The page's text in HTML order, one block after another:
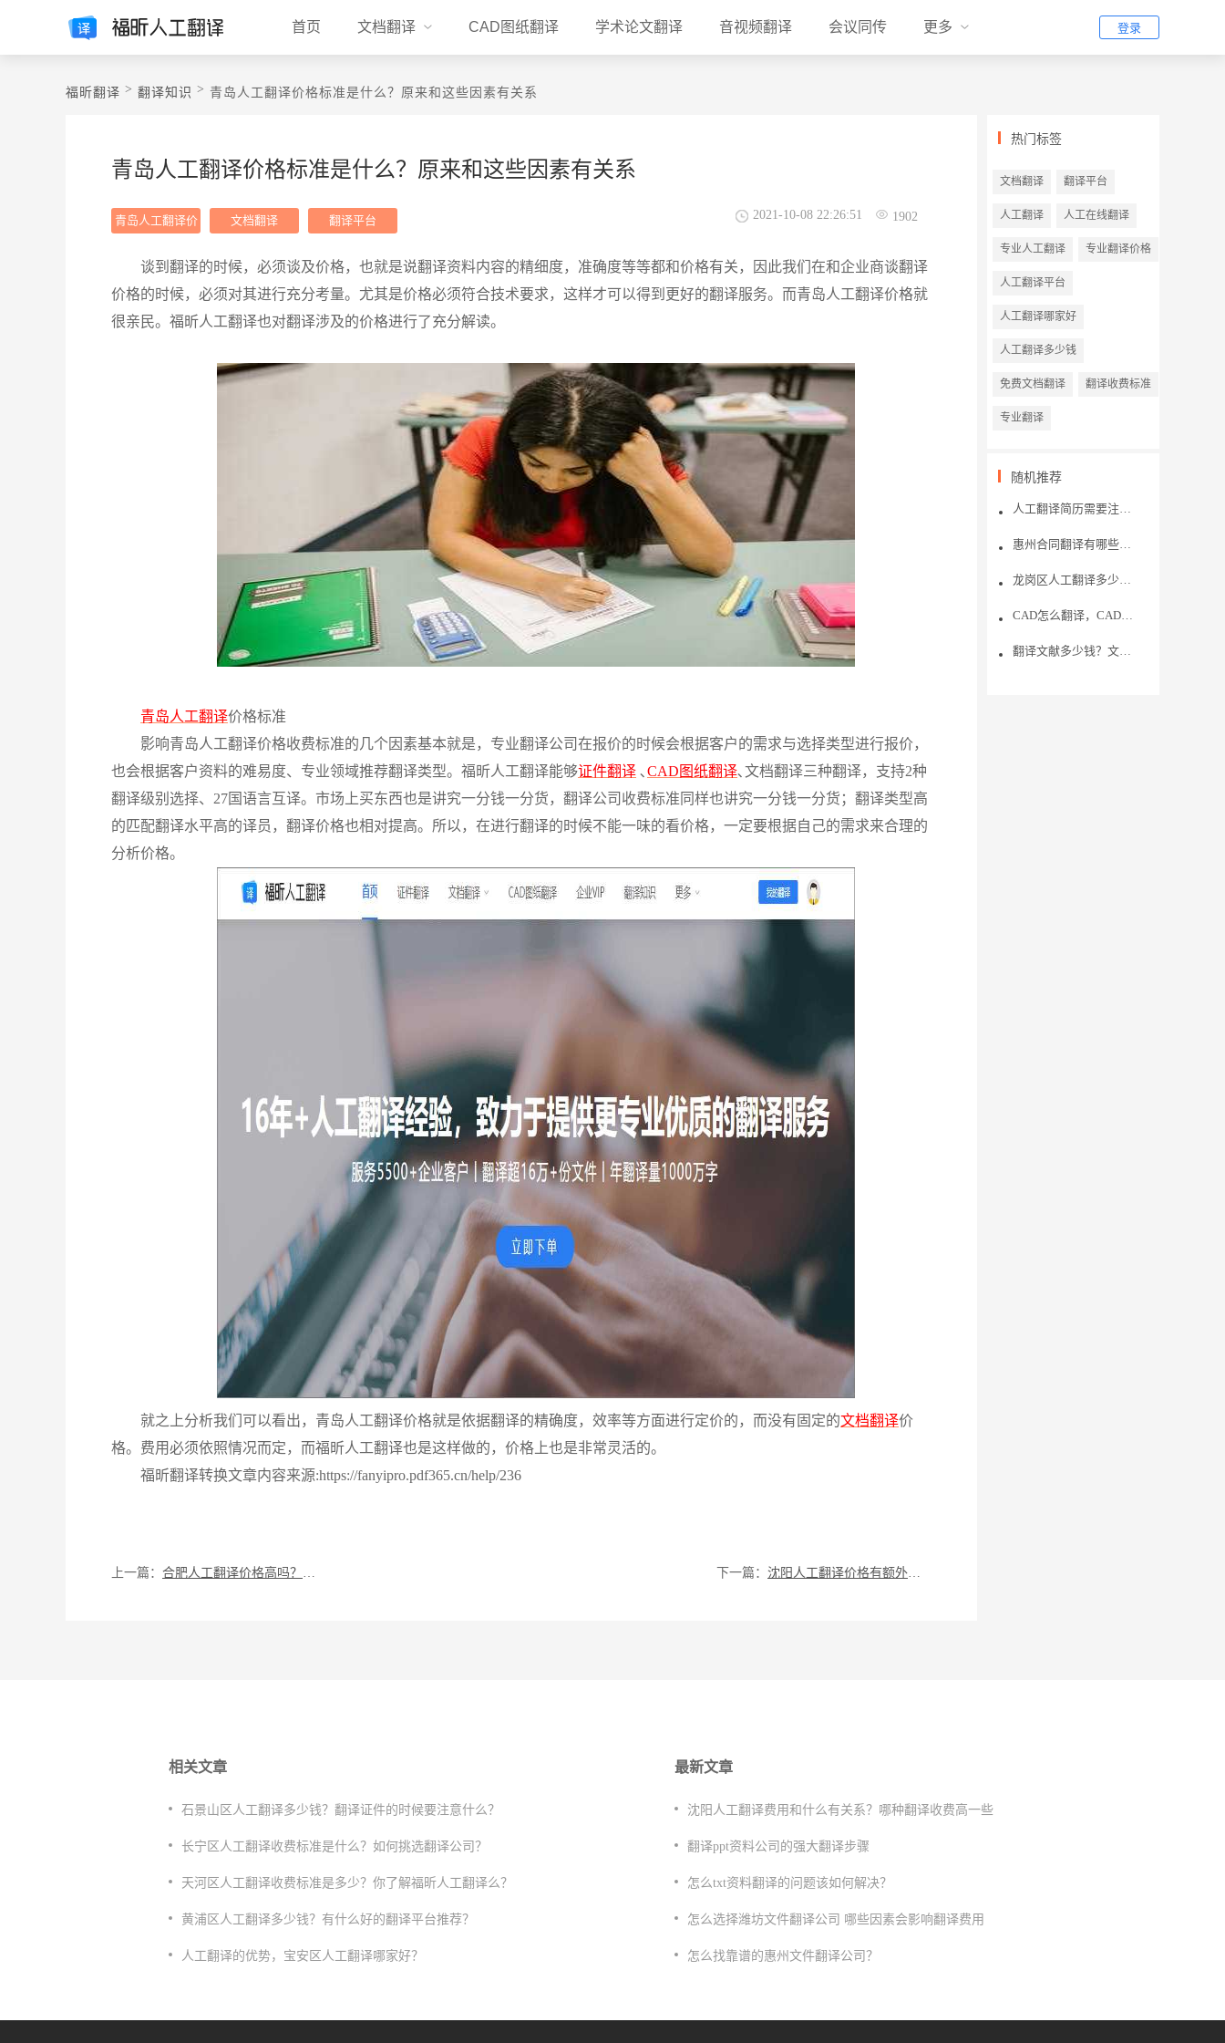
首页 文档翻译 CAD图纸翻译 学术论文翻译 音视频翻译 会议同传 更多 登录
福昕翻译 > 翻译知识 > 青岛人工翻译价格标准是什么？原来和这些因素有关系
青岛人工翻译价格标准是什么？原来和这些因素有关系
青岛人工翻译价
文档翻译 翻译平台 1902
2021-10-08 22:26:51
谈到翻译的时候，必须谈及价格，也就是说翻译资料内容的精细度，准确度等等都和价格有关，因此我们在和企业商谈翻译
价格的时候，必须对其进行充分考量。尤其是价格必须符合技术要求，这样才可以得到更好的翻译服务。而青岛人工翻译价格就
很亲民。福昕人工翻译也对翻译涉及的价格进行了充分解读。
青岛人工翻译价格标准
影响青岛人工翻译价格收费标准的几个因素基本就是，专业翻译公司在报价的时候会根据客户的需求与选择类型进行报价，
也会根据客户资料的难易度、专业领域推荐翻译类型。 福昕人工翻译能够证件翻译 ､ CAD 图纸翻译､ 文档翻译三种翻译，支持2种
翻译级别选择、27国语言互译。 市场上买东西也是讲究一分钱一分货，翻译公司收费标准同样也讲究一分钱一分货；翻译类型高
的匹配翻译水平高的译员，翻译价格也相对提高。所以，在进行翻译的时候不能一味的看价格，一定要根据自己的需求来合理的
分析价格。
就之上分析我们可以看出，青岛人工翻译价格就是依据翻译的精确度，效率等方面进行定价的，而没有固定的文档翻译价
格。费用必须依照情况而定，而福昕人工翻译也是这样做的，价格上也是非常灵活的。
福昕翻译转换文章内容来源:https://fanyipro.pdf365.cn/help/236
上一篇： 合肥人工翻译价格高吗？看了下文就知道了 下一篇： 沈阳人工翻译价格有额外费用吗？什么情况下要另收费？
热门标签
文档翻译 翻译平台
人工翻译 人工在线翻译
专业人工翻译 专业翻译价格
人工翻译平台
人工翻译哪家好
人工翻译多少钱
免费文档翻译 翻译收费标准
专业翻译
随机推荐
人工翻译简历需要注意什么?
惠州合同翻译有哪些注意事项？用什么翻译平台好？
龙岗区人工翻译多少钱？翻译的技巧有哪些？
CAD怎么翻译，CAD翻译多少钱
翻译文献多少钱？文献翻译哪家好？
相关文章
石景山区人工翻译多少钱？翻译证件的时候要注意什么？
长宁区人工翻译收费标准是什么？如何挑选翻译公司？
天河区人工翻译收费标准是多少？你了解福昕人工翻译么？
​黄浦区人工翻译多少钱？有什么好的翻译平台推荐？
人工翻译的优势，宝安区人工翻译哪家好？
最新文章
沈阳人工翻译费用和什么有关系？哪种翻译收费高一些
​翻译ppt资料公司的强大翻译步骤
怎么txt资料翻译的问题该如何解决？
怎么选择潍坊文件翻译公司 哪些因素会影响翻译费用
怎么找靠谱的惠州文件翻译公司？